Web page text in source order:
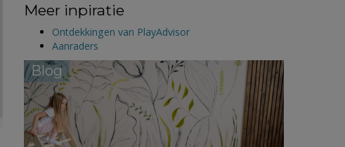
Meer inpiratie
Ontdekkingen van PlayAdvisor
Aanraders
Blog